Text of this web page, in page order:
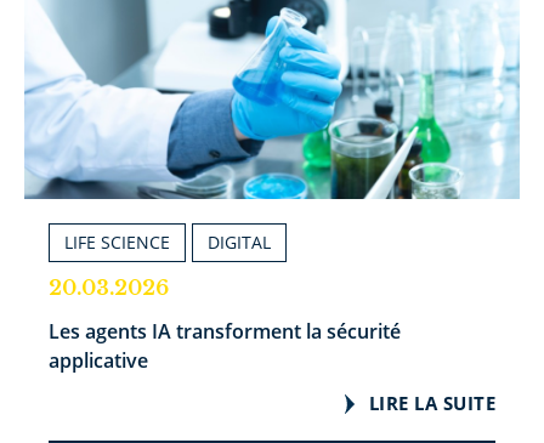
LIFE SCIENCE DIGITAL
20.03.2026
Les agents IA transforment la sécurité
applicative
LIRE LA SUITE